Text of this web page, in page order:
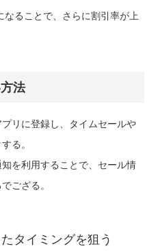
なることで、さらに割引率が上
法
リに登録し、タイムセールや
る。
を利用することで、セール情
ござる。
タイミングを狙う